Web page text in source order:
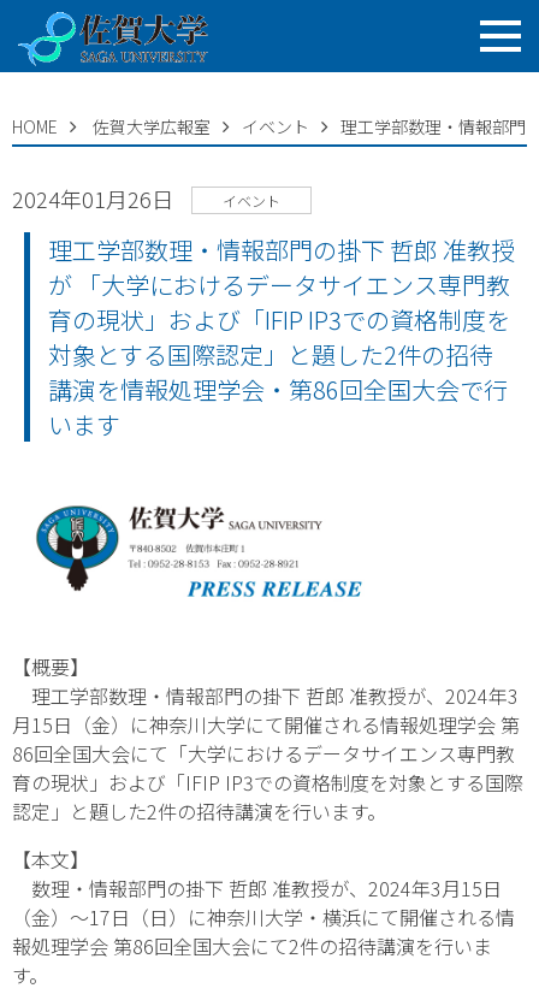
HOME 佐賀大学広報室 イベント 理工学部数理・情報部門
2024年01月26日 イベント
理工学部数理・情報部門の掛下 哲郎 准教授
が 「大学におけるデータサイエンス専門教
育の現状」および「IFIP IP3での資格制度を
対象とする国際認定」と題した2件の招待
講演を情報処理学会・第86回全国大会で行
います
【概要】
理工学部数理・情報部門の掛下 哲郎 准教授が、2024年3
月15日（金）に神奈川大学にて開催される情報処理学会 第
86回全国大会にて「大学におけるデータサイエンス専門教
育の現状」および「IFIP IP3での資格制度を対象とする国際
認定」と題した2件の招待講演を行います。
【本文】
数理・情報部門の掛下 哲郎 准教授が、2024年3月15日
（金）～17日（日）に神奈川大学・横浜にて開催される情
報処理学会 第86回全国大会にて2件の招待講演を行いま
す。